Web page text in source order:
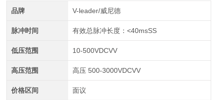
品牌 V-leader/威尼德
脉冲时间 有效总脉冲长度：<40msSS
低压范围 10-500VDCVV
高压范围 高压 500-3000VDCVV
价格区间 面议